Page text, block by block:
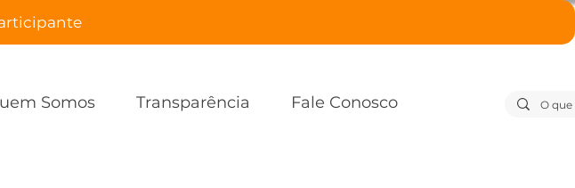
Somos Transparência Fale Conosco